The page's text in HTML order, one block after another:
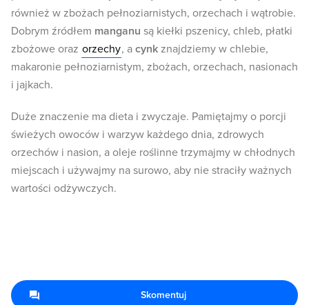
również w zbożach pełnoziarnistych, orzechach i wątrobie.
Dobrym źródłem manganu są kiełki pszenicy, chleb, płatki
zbożowe oraz orzechy, a cynk znajdziemy w chlebie,
makaronie pełnoziarnistym, zbożach, orzechach, nasionach
i jajkach.
Duże znaczenie ma dieta i zwyczaje. Pamiętajmy o porcji
świeżych owoców i warzyw każdego dnia, zdrowych
orzechów i nasion, a oleje roślinne trzymajmy w chłodnych
miejscach i używajmy na surowo, aby nie straciły ważnych
wartości odżywczych.
Skomentuj